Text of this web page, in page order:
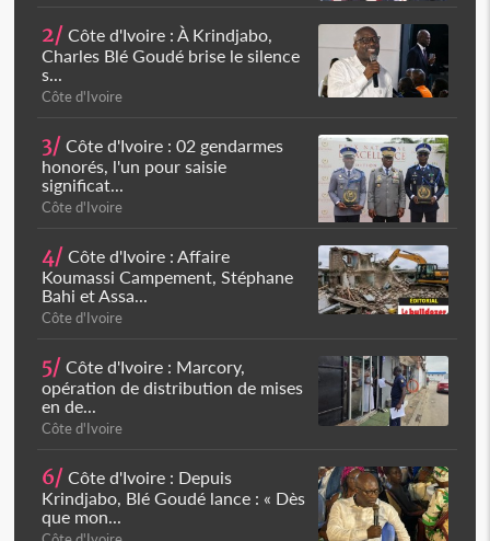
2/ Côte d'Ivoire : À Krindjabo,
Charles Blé Goudé brise le silence
s...
Côte d'Ivoire
3/ Côte d'Ivoire : 02 gendarmes
honorés, l'un pour saisie
significat...
Côte d'Ivoire
4/ Côte d'Ivoire : Affaire
Koumassi Campement, Stéphane
Bahi et Assa...
Côte d'Ivoire
5/ Côte d'Ivoire : Marcory,
opération de distribution de mises
en de...
Côte d'Ivoire
6/ Côte d'Ivoire : Depuis
Krindjabo, Blé Goudé lance : « Dès
que mon...